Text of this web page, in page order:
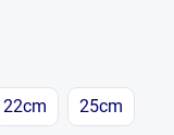
22cm 25cm